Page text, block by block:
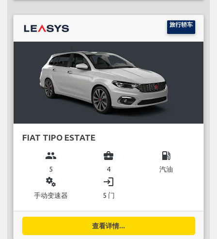
旅行轿车
FIAT TIPO ESTATE
group
5
business_center
4
local_gas_station
汽油
miscellaneous_services
手动变速器
login
5 门
查看详情...